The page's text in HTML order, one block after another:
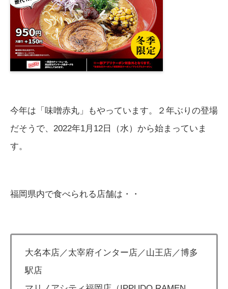
今年は「味噌赤丸」もやっています。２年ぶりの登場
だそうで、2022年1月12日（水）から始まっていま
す。
福岡県内で食べられる店舗は・・
大名本店／太宰府インター店／山王店／博多
駅店